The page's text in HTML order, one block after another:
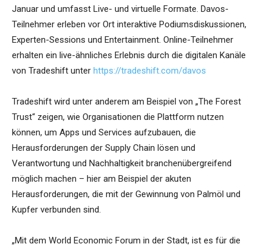
Januar und umfasst Live- und virtuelle Formate. Davos-
Teilnehmer erleben vor Ort interaktive Podiumsdiskussionen,
Experten-Sessions und Entertainment. Online-Teilnehmer
erhalten ein live-ähnliches Erlebnis durch die digitalen Kanäle
von Tradeshift unter https://tradeshift.com/davos
Tradeshift wird unter anderem am Beispiel von „The Forest
Trust“ zeigen, wie Organisationen die Plattform nutzen
können, um Apps und Services aufzubauen, die
Herausforderungen der Supply Chain lösen und
Verantwortung und Nachhaltigkeit branchenübergreifend
möglich machen – hier am Beispiel der akuten
Herausforderungen, die mit der Gewinnung von Palmöl und
Kupfer verbunden sind.
„Mit dem World Economic Forum in der Stadt, ist es für die